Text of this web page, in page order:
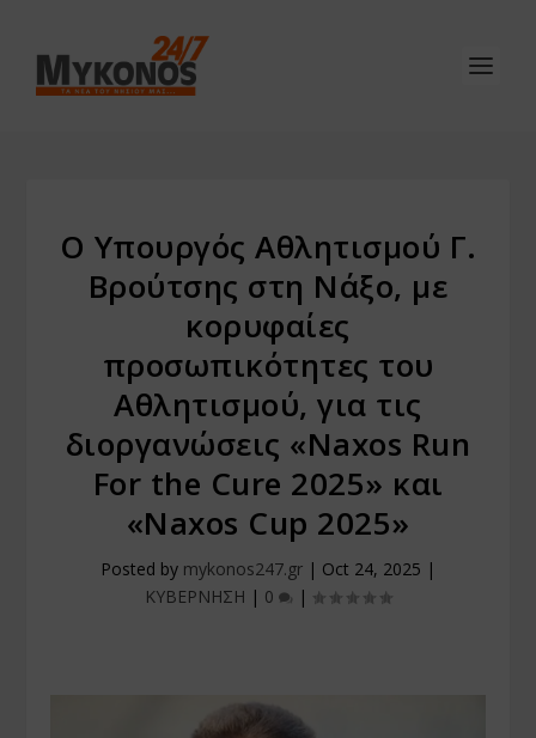
Ο Υπουργός Αθλητισμού Γ.
Βρούτσης στη Νάξο, με
κορυφαίες
προσωπικότητες του
Αθλητισμού, για τις
διοργανώσεις «Naxos Run
For the Cure 2025» και
«Naxos Cup 2025»
Posted by mykonos247.gr | Oct 24, 2025 |
ΚΥΒΕΡΝΗΣΗ | 0 |